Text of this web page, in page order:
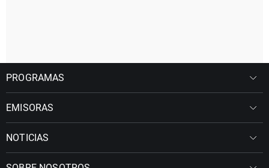
PROGRAMAS
EMISORAS
NOTICIAS